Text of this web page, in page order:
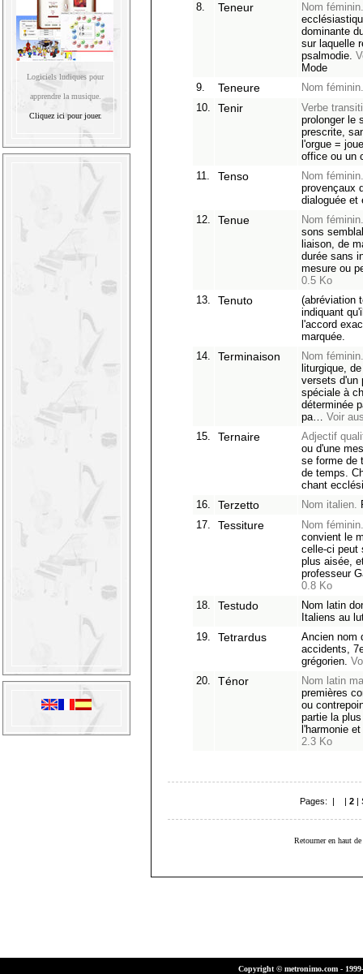
Logiciels ludiques pour
apprendre la musique.
Cliquez ici pour jouer.
8.
Teneur
Nom féminin.
dominante
sur laquelle
psalmodie.
Mode
9.
Teneure
Nom féminin.
10.
Tenir
Verbe
prolonger le
prescrite,
l'orgue =
office ou un
11.
Tenso
Nom féminin.
provençaux
dialoguée et
12.
Tenue
Nom féminin.
sons
liaison, de
durée sans
mesure ou
0.5 Ko
13.
Tenuto
(abréviation
indiquant
l'accord
marquée.
14.
Terminaison
Nom féminin.
liturgique,
versets d'un
spéciale à
déterminée
pa… Voir
15.
Ternaire
Adjectif
ou d'une
se forme de
de temps.
chant
16.
Terzetto Nom italien.
17.
Tessiture
Nom féminin.
convient le
celle-ci peut
plus aisée,
professeur
0.8 Ko
18.
Testudo
Nom latin
Italiens au
19.
Tetrardus
Ancien nom
accidents,
grégorien.
20.
Ténor
Nom latin
premières
ou
partie la
l'harmonie
2.3 Ko
Pages: | | 2 |
Retourner en haut de
Copyright © metronimo.com -